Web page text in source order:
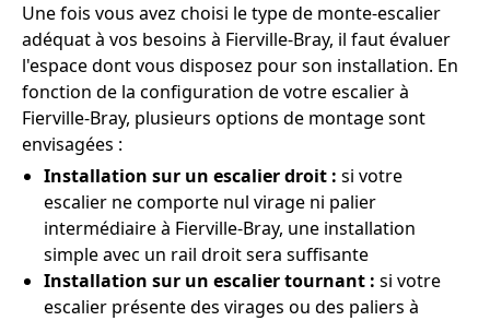
Une fois vous avez choisi le type de monte-escalier
adéquat à vos besoins à Fierville-Bray, il faut évaluer
l'espace dont vous disposez pour son installation. En
fonction de la configuration de votre escalier à
Fierville-Bray, plusieurs options de montage sont
envisagées :
Installation sur un escalier droit : si votre
escalier ne comporte nul virage ni palier
intermédiaire à Fierville-Bray, une installation
simple avec un rail droit sera suffisante
Installation sur un escalier tournant : si votre
escalier présente des virages ou des paliers à